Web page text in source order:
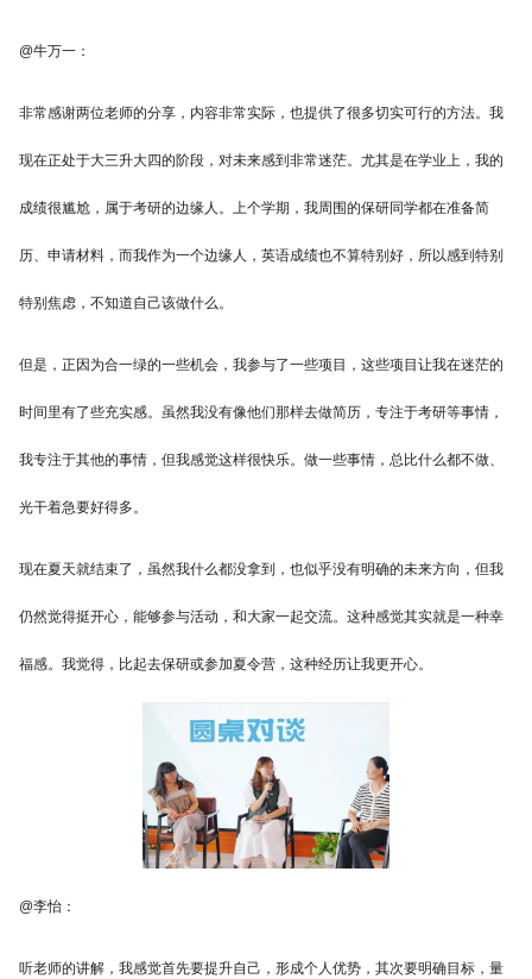
@牛万一：
非常感谢两位老师的分享，内容非常实际，也提供了很多切实可行的方法。我
现在正处于大三升大四的阶段，对未来感到非常迷茫。尤其是在学业上，我的
成绩很尴尬，属于考研的边缘人。上个学期，我周围的保研同学都在准备简
历、申请材料，而我作为一个边缘人，英语成绩也不算特别好，所以感到特别
特别焦虑，不知道自己该做什么。
但是，正因为合一绿的一些机会，我参与了一些项目，这些项目让我在迷茫的
时间里有了些充实感。虽然我没有像他们那样去做简历，专注于考研等事情，
我专注于其他的事情，但我感觉这样很快乐。做一些事情，总比什么都不做、
光干着急要好得多。
现在夏天就结束了，虽然我什么都没拿到，也似乎没有明确的未来方向，但我
仍然觉得挺开心，能够参与活动，和大家一起交流。这种感觉其实就是一种幸
福感。我觉得，比起去保研或参加夏令营，这种经历让我更开心。
@李怡：
听老师的讲解，我感觉首先要提升自己，形成个人优势，其次要明确目标，量